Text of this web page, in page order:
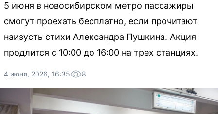
5 июня в новосибирском метро пассажиры
смогут проехать бесплатно, если прочитают
наизусть стихи Александра Пушкина. Акция
продлится с 10:00 до 16:00 на трех станциях.
4 июня, 2026, 16:35 8